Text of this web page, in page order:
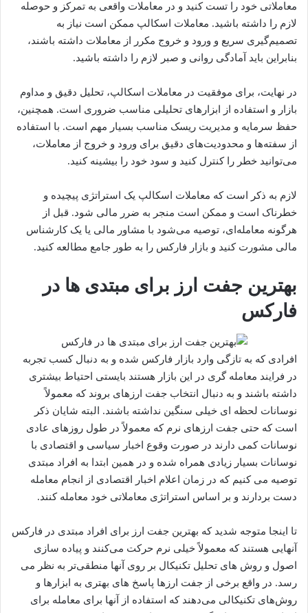
معاملاتی خود را تست کنید و در معاملات واقعی به تمرکز و حوصله
لازم را داشته باشید. معاملات اسکالپ ممکن است نیاز به
تصمیم‌گیری سریع و ورود و خروج مکرر از معاملات داشته باشند،
بنابراین باید آمادگی روانی و صبر لازم را داشته باشید.
در نهایت، برای موفقیت در معاملات اسکالپ، تحلیل دقیق و مداوم
بازار و استفاده از ابزارهای تحلیلی مناسب ضروری است. همچنین،
حفظ سرمایه و مدیریت ریسک مناسب بسیار مهم است. با استفاده
از سفته‌ها و محدودیت‌های دقیق برای ورود و خروج از معاملات،
می‌توانید خطر را کنترل کنید و سود خود را بیشینه کنید.
لازم به ذکر است که معاملات اسکالپ یک استراتژی پیچیده و
خطرناک است و ممکن است منجر به ضرر مالی شود. قبل از
هرگونه معامله‌ای، توصیه می‌شود با مشاور مالی یا یک کارشناس
مالی مشورت کنید و بازار فارکس را به طور جامع مطالعه کنید.
بهترین جفت ارز برای مبتدی ها در
فارکس
افرادی که به تازگی وارد بازار فارکس شده و به دنبال کسب تجربه
در فرایند معامله گری در این بازار هستند بایستی احتیاط بیشتری
داشته باشند و به دنبال انتخاب جفت ارزهای بروند که معمولاً
نوسانات لحظه ای خیلی سنگین نداشته باشند. البته شایان ذکر
است که حتی جفت ارزهای نرم که معمولاً در طول روزهای عادی
نوسانات کمی دارند در صورت وقوع اخبار سیاسی و اقتصادی با
نوسانات بسیار زیادی همراه شده و در همین ابتدا به افراد مبتدی
توصیه می کنیم که در زمان اعلام اخبار اقتصادی از انجام معامله
دست بردارند و بر اساس استراتژی معاملاتی خود معامله کنند.
تا اینجا متوجه شدید که بهترین جفت ارز برای افراد مبتدی در فارکس
آنهایی هستند که معمولاً خیلی نرم حرکت می‌کنند و پیاده سازی
اصول و روش های تحلیل تکنیکال بر روی آنها منطقی‌تر به نظر می
رسد. در واقع برخی از جفت ارزها پاسخ های بهتری به ابزارها و
روش‌های تکنیکالی می‌دهند که استفاده از آنها برای معامله برای